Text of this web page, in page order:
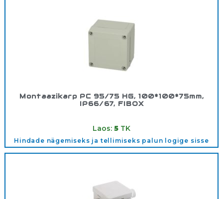
Montaazikarp PC 95/75 HG, 100*100*75mm,
IP66/67, FIBOX
Laos: 5 TK
Hindade nägemiseks ja tellimiseks palun logige sisse